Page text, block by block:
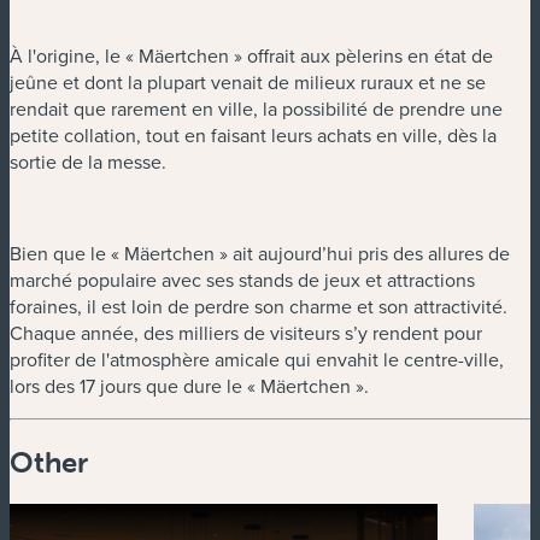
À l'origine, le « Mäertchen » offrait aux pèlerins en état de
jeûne et dont la plupart venait de milieux ruraux et ne se
rendait que rarement en ville, la possibilité de prendre une
petite collation, tout en faisant leurs achats en ville, dès la
sortie de la messe.
Bien que le « Mäertchen » ait aujourd’hui pris des allures de
marché populaire avec ses stands de jeux et attractions
foraines, il est loin de perdre son charme et son attractivité.
Chaque année, des milliers de visiteurs s’y rendent pour
profiter de l'atmosphère amicale qui envahit le centre-ville,
lors des 17 jours que dure le « Mäertchen ».
Other